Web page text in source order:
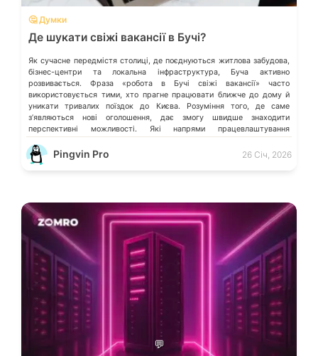
🤔 Думки
Де шукати свіжі вакансії в Бучі?
Як сучасне передмістя столиці, де поєднуються житлова забудова,
бізнес-центри та локальна інфраструктура, Буча активно
розвивається. Фраза «робота в Бучі свіжі вакансії» часто
використовується тими, хто прагне працювати ближче до дому й
уникати тривалих поїздок до Києва. Розуміння того, де саме
зʼявляються нові оголошення, дає змогу швидше знаходити
перспективні можливості. Які напрями працевлаштування
переважають у місті […]
Pingvin Pro 26 Січ, 2026
💬